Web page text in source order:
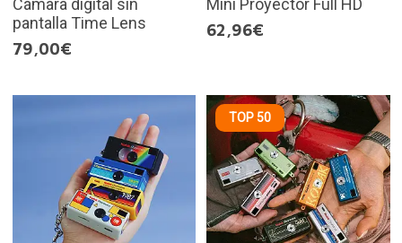
pantalla Time Lens
79,00€
62,96€
TOP 50